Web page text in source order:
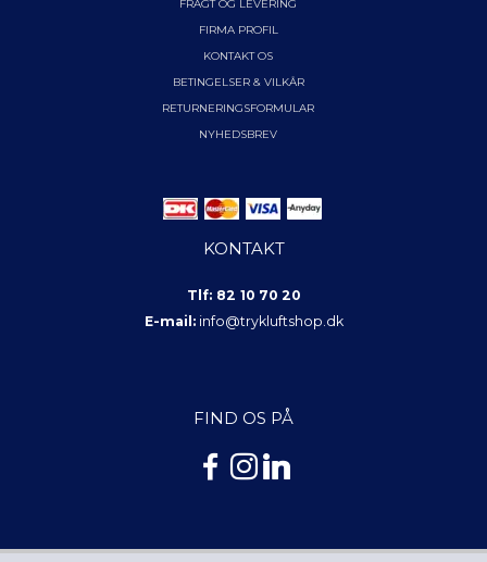
FRAGT OG LEVERING
FIRMA PROFIL
KONTAKT OS
BETINGELSER & VILKÅR
RETURNERINGSFORMULAR
NYHEDSBREV
KONTAKT
Tlf: 82 10 70 20
E-mail: info@trykluftshop.dk
FIND OS PÅ